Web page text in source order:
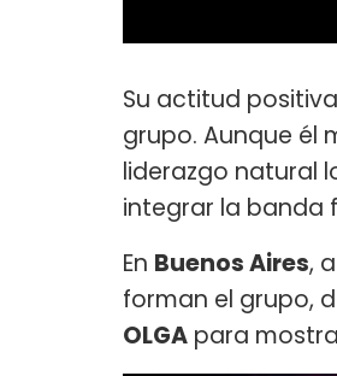
Su actitud
grupo. Aunque él
liderazgo natural
integrar la banda
En Buenos Aires,
forman el grupo,
OLGA para